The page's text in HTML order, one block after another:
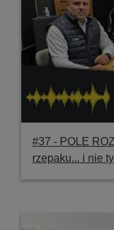
#37 ‐ POLE
rzepaku... i nie